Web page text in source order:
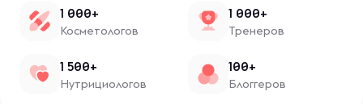
1 000+
Косметологов
1 000+
Тренеров
1 500+
Нутрициологов
100+
Блоггеров